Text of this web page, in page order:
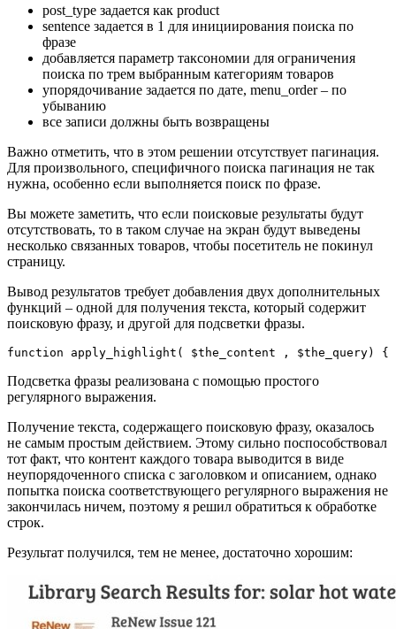
post_type задается как product
sentence задается в 1 для инициирования поиска по
фразе
добавляется параметр таксономии для ограничения
поиска по трем выбранным категориям товаров
упорядочивание задается по дате, menu_order – по
убыванию
все записи должны быть возвращены
Важно отметить, что в этом решении отсутствует пагинация.
Для произвольного, специфичного поиска пагинация не так
нужна, особенно если выполняется поиск по фразе.
Вы можете заметить, что если поисковые результаты будут
отсутствовать, то в таком случае на экран будут выведены
несколько связанных товаров, чтобы посетитель не покинул
страницу.
Вывод результатов требует добавления двух дополнительных
функций – одной для получения текста, который содержит
поисковую фразу, и другой для подсветки фразы.
Подсветка фразы реализована с помощью простого
регулярного выражения.
Получение текста, содержащего поисковую фразу, оказалось
не самым простым действием. Этому сильно поспособствовал
тот факт, что контент каждого товара выводится в виде
неупорядоченного списка с заголовком и описанием, однако
попытка поиска соответствующего регулярного выражения не
закончилась ничем, поэтому я решил обратиться к обработке
строк.
Результат получился, тем не менее, достаточно хорошим: